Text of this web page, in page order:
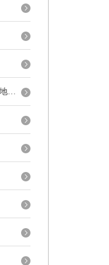
电子地磅（汽车磅秤/地磅）